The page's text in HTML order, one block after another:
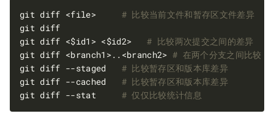
git diff <file> # 比较当前文件和暂存区文件差异
git diff <$id1> <$id2> # 比较两次提交之间的差异
git diff <branch1>..<branch2> # 在两个分支之间比较
git diff --staged # 比较暂存区和版本库差异
git diff --cached # 比较暂存区和版本库差异
git diff --stat # 仅仅比较统计信息